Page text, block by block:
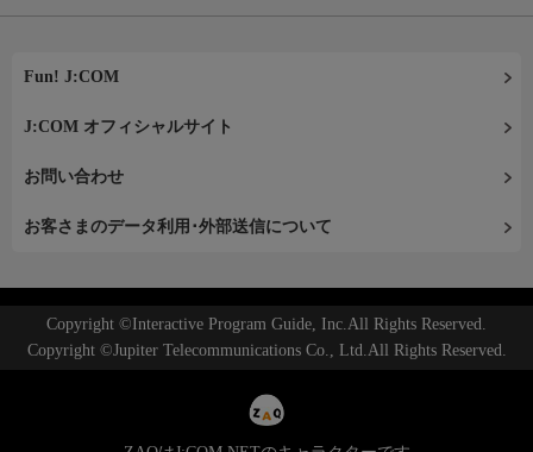
Fun! J:COM
J:COM オフィシャルサイト
お問い合わせ
お客さまのデータ利用･外部送信について
Copyright ©Interactive Program Guide, Inc.All Rights Reserved.
Copyright ©Jupiter Telecommunications Co., Ltd.All Rights Reserved.